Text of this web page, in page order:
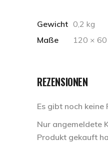
Gewicht 0,2 kg
Maße
120 ×
REZENSIONEN
Es gibt noch keine
Nur angemeldete
Produkt gekauft